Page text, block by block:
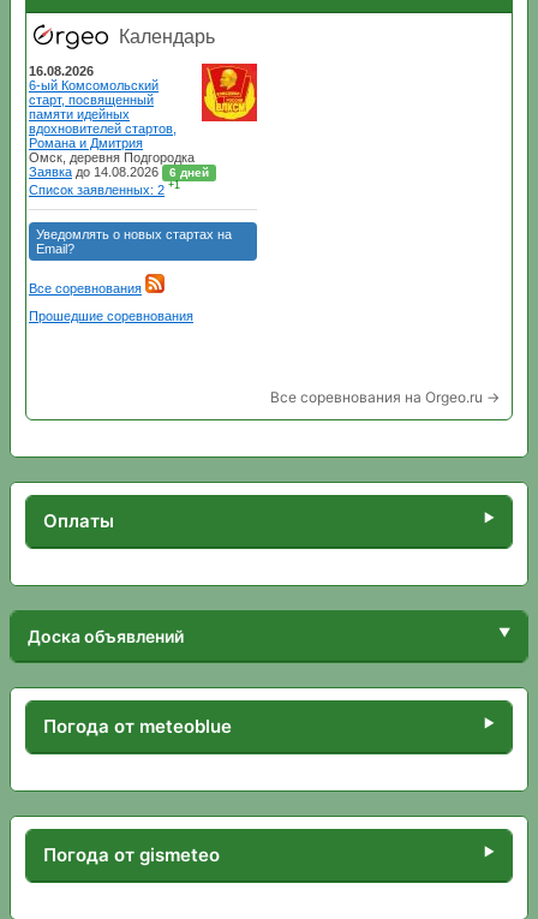
Все соревнования на Orgeo.ru →
Оплаты
Доска объявлений
Погода от meteoblue
Погода от gismeteo